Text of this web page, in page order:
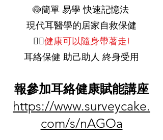
🍥簡單 易學 快速記憶法
現代耳醫學的居家自救保健
🚴‍♀️健康可以隨身帶著走!
耳絡保健 助己助人 終身受用
報參加耳絡健康賦能講座
https://www.surveycake.
com/s/nAGOa